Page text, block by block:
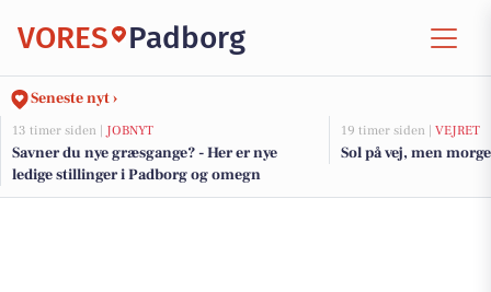
VORES Padborg
Seneste nyt ›
13 timer siden | JOBNYT
Savner du nye græsgange? - Her er nye
ledige stillinger i Padborg og omegn
19 timer siden | VEJRET
Sol på vej, men